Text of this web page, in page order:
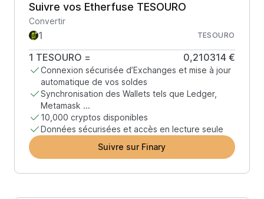
Suivre vos Etherfuse TESOURO
Convertir
TESOURO
1 TESOURO = 0,210314 €
Connexion sécurisée d’Exchanges et mise à jour
automatique de vos soldes
Synchronisation des Wallets tels que Ledger,
Metamask ...
10,000 cryptos disponibles
Données sécurisées et accès en lecture seule
Suivre sur Finary